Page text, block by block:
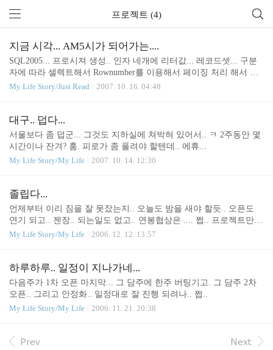
프로젝트 (4)
지금 시각... AM5시가 되어가는....
SQL2005... 프로시져 생성.. 인자 네개에 리터값... 레코드셋... 구분
자에 따라 셀렉트해서 Rownumber를 이용해서 페이징 처리 해서 레
코드셋값 넘겨주는.. 아주 단순한 프로시져... (물론 인터넷 뒤져서
함수호출... 안됨.. 지지고 볶고.. 끓이고.. 삶고.. 별 쌩쑈 삽질을 해도
안됨.. 결론... 아.. SQL2000하고.. SQL2005하고 다른갑다.... 그렇군
하... SQL2005님하는 또 2000님하에 비해서... 예민하시군하... -_-;;;
My Life Story/Just Read 2007. 10. 16. 04:48
대구.. 덥다...
서울보다 좀 덥군... 그것도 지하실에 쳐박혀 있어서.. ㅋ 2주동안 몇
시간이나 잔겨? 훔. 피로가 좀 풀려야 할텐데.. 에휴...
My Life Story/My Life
2007. 10. 14. 12:30
졸립다...
언제부터 이리 짐을 잘 못잤는지.. 오늘도 밤을 새야 할듯.. 오픈도
연기 되고.. 젠장.. 되는일도 없고.. 연봉협상은 .... 쩝.. 프로젝트만
끝나면.. 한 이틀 쉬면서.. 잠이나 자야겠다. -_-;;
My Life Story/My Life 2006. 12. 12. 13:57
하루하루.. 일정이 지나가네...
다음주가 1차 오픈 마지막... 그 담주에 한주 버팅기고. 그 담주 2차
오픈.. 그리고 안정화.. 일정대로 잘 진행 되려나.. 쩝..
My Life Story/My Life
2006. 11. 21. 20:38
Prev Next